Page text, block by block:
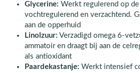
Glycerine: Werkt regulerend op
vochtregulerend en verzachtend.
aan de opperhuid
Linolzuur: Verzadigd omega 6-
ammatoir en draagt bij aan de
als antioxidant
Paardekastanje: Werkt intensief